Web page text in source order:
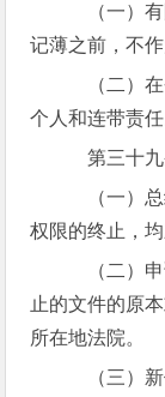
（一）有
记薄之前，不
（二）在
个人和连带责任
第三十九
（一）总
权限的终止，
（二）申
止的文件的原
所在地法院。
（三）新